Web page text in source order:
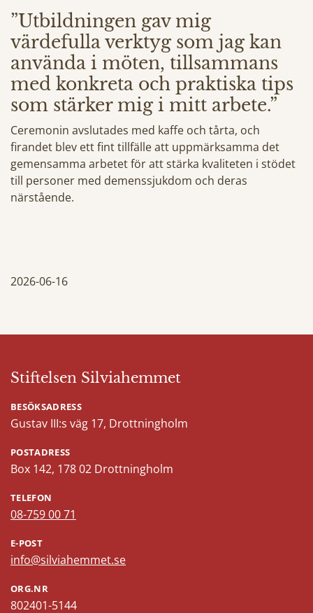
”Utbildningen gav mig
värdefulla verktyg som jag kan
använda i möten, tillsammans
med konkreta och praktiska tips
som stärker mig i mitt arbete.”
Ceremonin avslutades med kaffe och tårta, och
firandet blev ett fint tillfälle att uppmärksamma det
gemensamma arbetet för att stärka kvaliteten i stödet
till personer med demenssjukdom och deras
närstående.
2026-06-16
Stiftelsen Silviahemmet
BESÖKSADRESS
Gustav III:s väg 17, Drottningholm
POSTADRESS
Box 142, 178 02 Drottningholm
TELEFON
08-759 00 71
E-POST
info@silviahemmet.se
ORG.NR
802401-5144